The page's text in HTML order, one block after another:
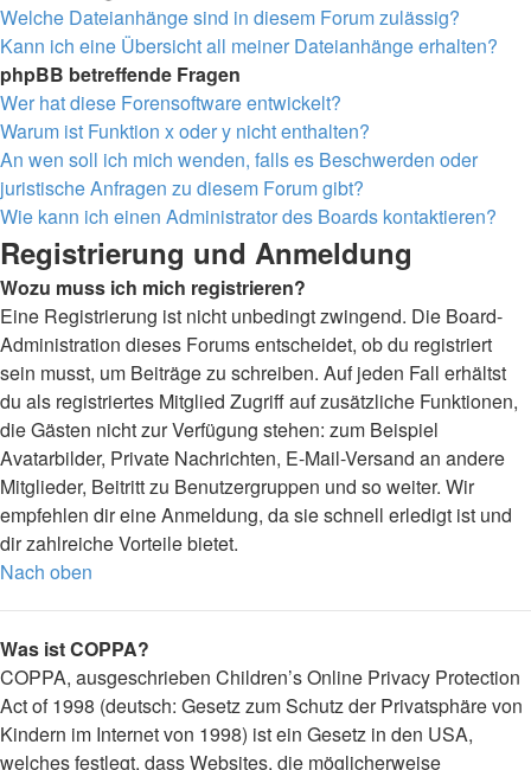
Welche Dateianhänge sind in diesem Forum zulässig?
Kann ich eine Übersicht all meiner Dateianhänge erhalten?
phpBB betreffende Fragen
Wer hat diese Forensoftware entwickelt?
Warum ist Funktion x oder y nicht enthalten?
An wen soll ich mich wenden, falls es Beschwerden oder
juristische Anfragen zu diesem Forum gibt?
Wie kann ich einen Administrator des Boards kontaktieren?
Registrierung und Anmeldung
Wozu muss ich mich registrieren?
Eine Registrierung ist nicht unbedingt zwingend. Die Board-
Administration dieses Forums entscheidet, ob du registriert
sein musst, um Beiträge zu schreiben. Auf jeden Fall erhältst
du als registriertes Mitglied Zugriff auf zusätzliche Funktionen,
die Gästen nicht zur Verfügung stehen: zum Beispiel
Avatarbilder, Private Nachrichten, E-Mail-Versand an andere
Mitglieder, Beitritt zu Benutzergruppen und so weiter. Wir
empfehlen dir eine Anmeldung, da sie schnell erledigt ist und
dir zahlreiche Vorteile bietet.
Nach oben
Was ist COPPA?
COPPA, ausgeschrieben Children’s Online Privacy Protection
Act of 1998 (deutsch: Gesetz zum Schutz der Privatsphäre von
Kindern im Internet von 1998) ist ein Gesetz in den USA,
welches festlegt, dass Websites, die möglicherweise